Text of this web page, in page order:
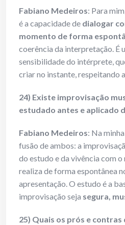
Fabiano Medeiros: Para
é a capacidade de dialogar
momento de forma
coerência da interpretação. É
sensibilidade do intérprete,
criar no instante, respeitando
24) Existe improvisação
estudado antes e aplicado
Fabiano Medeiros: Na
fusão de ambos: a
do estudo e da vivência com
realiza de forma espontânea
apresentação. O estudo é a
improvisação seja segura,
25) Quais os prós e